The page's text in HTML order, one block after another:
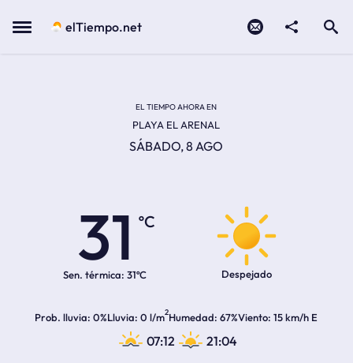
Menu elTiempo.net
EL TIEMPO AHORA EN
PLAYA EL ARENAL
SÁBADO, 8 AGO
31
ºC
Sen. térmica: 31ºC Despejado
Prob. lluvia 0%Lluvia 0 l/m2Humedad 67%Viento 15 km/h E
07:12 21:04